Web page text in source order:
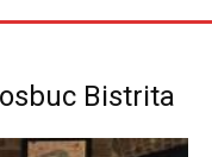
Bistrita